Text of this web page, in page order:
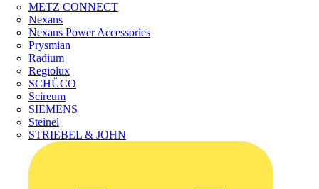
METZ CONNECT
Nexans
Nexans Power Accessories
Prysmian
Radium
Regiolux
SCHÜCO
Scireum
SIEMENS
Steinel
STRIEBEL & JOHN